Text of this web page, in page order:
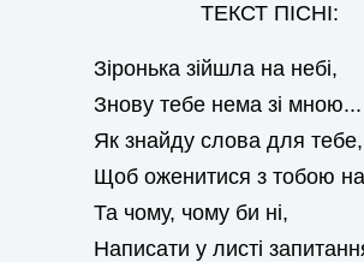
ТЕКСТ ПІСНІ:
Зіронька зійшла на небі,
Знову тебе нема зі мною...
Як знайду слова для тебе,
Щоб оженитися з тобою
Та чому, чому би ні,
Написати у листі